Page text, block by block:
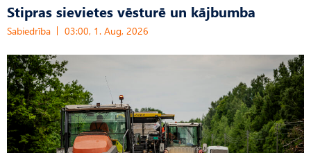
Stipras sievietes vēsturē un kājbumba
Sabiedrība 03:00, 1. Aug, 2026